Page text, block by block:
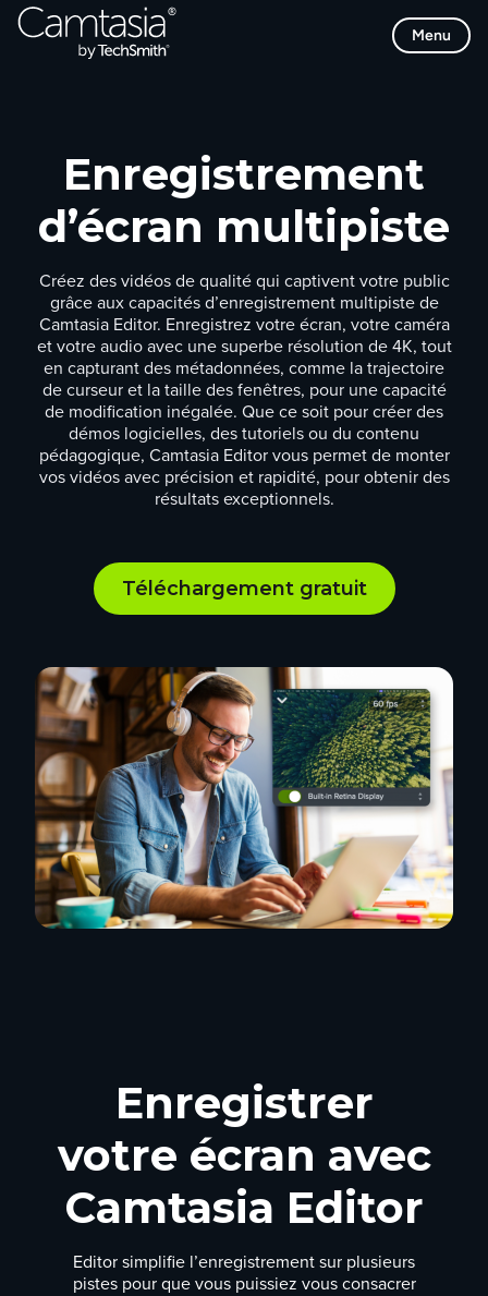
Passer
directement
Menu
Enregistrement
d’écran multipiste
Créez des vidéos de qualité qui captivent votre public
grâce aux capacités d’enregistrement multipiste de
Camtasia Editor. Enregistrez votre écran, votre caméra
et votre audio avec une superbe résolution de 4K, tout
en capturant des métadonnées, comme la trajectoire
de curseur et la taille des fenêtres, pour une capacité
de modification inégalée. Que ce soit pour créer des
démos logicielles, des tutoriels ou du contenu
pédagogique, Camtasia Editor vous permet de monter
vos vidéos avec précision et rapidité, pour obtenir des
résultats exceptionnels.
Téléchargement gratuit
Enregistrer
votre écran avec
Camtasia Editor
Editor simplifie l’enregistrement sur plusieurs
pistes pour que vous puissiez vous consacrer